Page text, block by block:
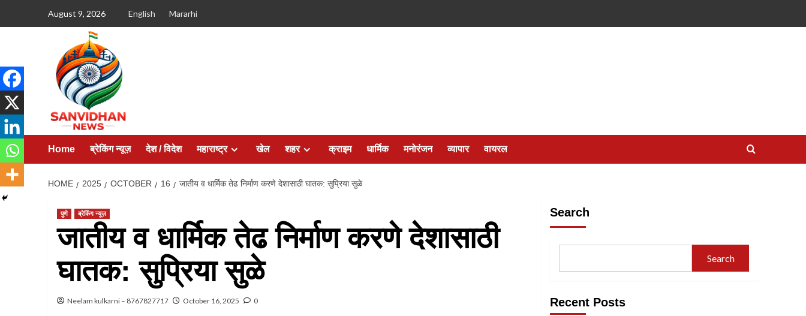
August 9, 2026 English Mararhi
Home ब्रेकिंग न्यूज़ देश / विदेश महाराष्ट्र खेल शहर क्राइम धार्मिक मनोरंजन व्यापार वायरल
HOME 2025 OCTOBER 16 जातीय व धार्मिक तेढ निर्माण करणे देशासाठी घातक: सुप्रिया सुळे
पुणे ब्रेकिंग न्यूज़
जातीय व धार्मिक तेढ निर्माण करणे देशासाठी
घातक: सुप्रिया सुळे
Neelam kulkarni – 8767827717 October 16, 2025 0
Search
Search
Recent Posts